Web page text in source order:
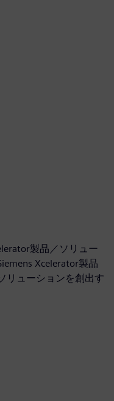
製品／ソリュー
Xcelerator製品
リューションを創出す